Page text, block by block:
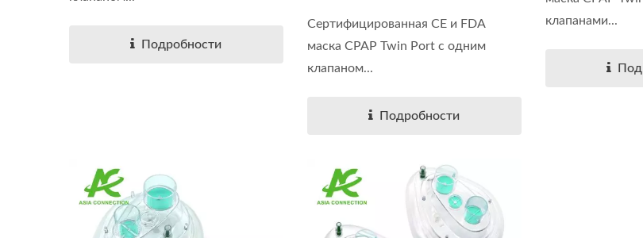
Подробности
Сертифицированная CE и FDA
маска CPAP Twin Port с одним
клапаном...
Подробности
клапанами...